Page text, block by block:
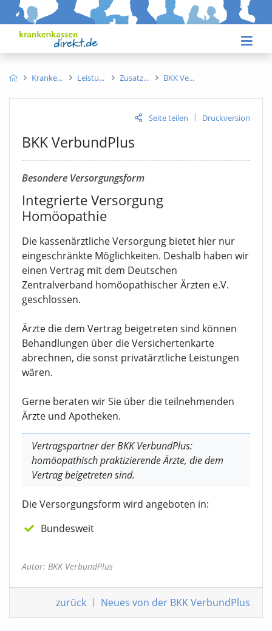
Kranke Leistu Zusatz BKK Ve
Seite teilen | Druckversion
BKK VerbundPlus
Besondere Versorgungsform
Integrierte Versorgung
Homöopathie
Die kassenärztliche Versorgung bietet hier nur
eingeschränkte Möglichkeiten. Deshalb haben wir
einen Vertrag mit dem Deutschen
Zentralverband homöopathischer Ärzten e.V.
geschlossen.
Ärzte die dem Vertrag beigetreten sind können
Behandlungen über die Versichertenkarte
abrechnen, die sonst privatärztliche Leistungen
wären.
Gerne beraten wir Sie über die teilnehmenden
Ärzte und Apotheken.
Vertragspartner der BKK VerbundPlus:
homöopathisch praktizierende Ärzte, die dem
Vertrag beigetreten sind.
Die Versorgungsform wird angeboten in:
Bundesweit
Autor: BKK VerbundPlus
zurück | Neues von der BKK VerbundPlus